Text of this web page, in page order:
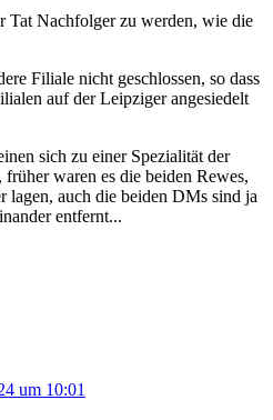
Tat Nachfolger zu werden, wie die
Filiale nicht geschlossen, so dass
auf der Leipziger angesiedelt
sich zu einer Spezialität der
waren es die beiden Rewes,
lagen, auch die beiden DMs sind ja
entfernt...
um 10:01